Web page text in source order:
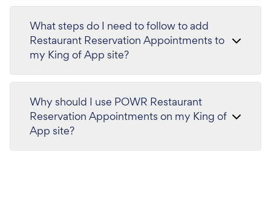
What steps do I need to follow to add
Restaurant Reservation Appointments to
my King of App site?
Why should I use POWR Restaurant
Reservation Appointments on my King of
App site?